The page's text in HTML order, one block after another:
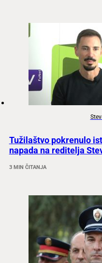
Tužilaštvo pokrenulo
napada na reditelja
3 MIN ČITANJA